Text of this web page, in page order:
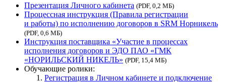
Презентация Личного кабинета (PDF, 0,2 МБ)
Процессная инструкция (Правила регистрации
и работы) по исполнению договоров в SRM Норникель
(PDF, 0,6 МБ)
Инструкция поставщика «Участие в процессах
исполнения договоров и ЭДО ПАО «ГМК
«НОРИЛЬСКИЙ НИКЕЛЬ» (PDF, 15,4 МБ)
Обучающие ролики:
Регистрация в Личном кабинете и подключение